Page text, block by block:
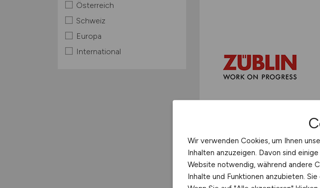
Österreich
Schweiz
Europa
International
Wir verwenden Cookies, um Ihnen
Inhalten anzuzeigen. Davon sind
Website notwendig, während andere
Inhalte und Funktionen anzubieten.